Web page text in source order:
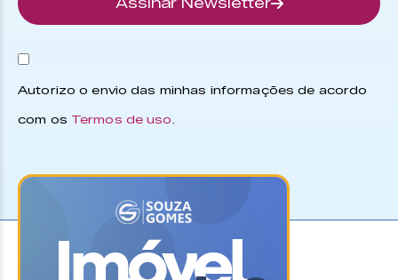
Autorizo o envio das minhas informações de acordo
com os Termos de uso.